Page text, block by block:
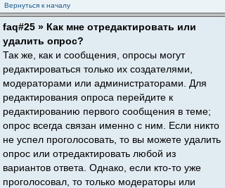
Вернуться к началу
faq#25 » Как мне отредактировать или
удалить опрос?
Так же, как и сообщения, опросы могут
редактироваться только их создателями,
модераторами или администраторами. Для
редактирования опроса перейдите к
редактированию первого сообщения в теме;
опрос всегда связан именно с ним. Если никто
не успел проголосовать, то вы можете удалить
опрос или отредактировать любой из
вариантов ответа. Однако, если кто-то уже
проголосовал, то только модераторы или